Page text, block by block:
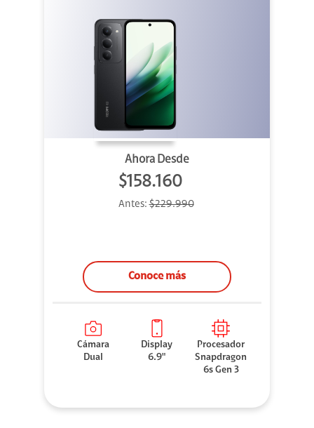
Ahora Desde
$158.160
Antes:$229.990
Conoce más
Cámara
Dual
Display
6.9"
Procesador
Snapdragon
6s Gen 3